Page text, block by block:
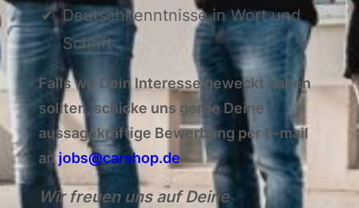
Deutschkenntnisse in Wort und
Schrift
Falls wir Dein Interesse geweckt haben
sollten, schicke uns gerne Deine
aussagekräftige Bewerbung per E-mail
an jobs@carshop.de
Wir freuen uns auf Deine